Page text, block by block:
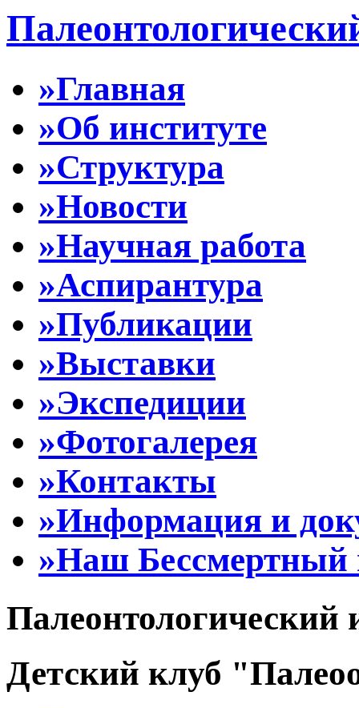
»Главная
»Об институте
»Структура
»Новости
»Научная работа
»Аспирантура
»Публикации
»Выставки
»Экспедиции
»Фотогалерея
»Контакты
»Информация и
»Наш Бессмертный
Палеонтологический
Детский клуб